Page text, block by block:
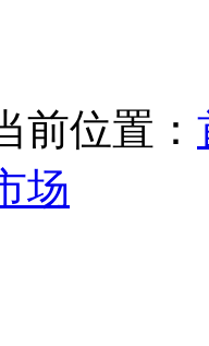
前位置：
场